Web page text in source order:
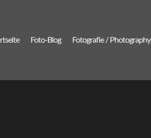
Foto-Blog Fotografie / Photography